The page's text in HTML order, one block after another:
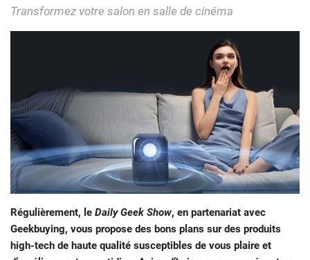
Transformez votre salon en salle de cinéma
Régulièrement, le Daily Geek Show, en partenariat avec
Geekbuying, vous propose des bons plans sur des produits
high-tech de haute qualité susceptibles de vous plaire et